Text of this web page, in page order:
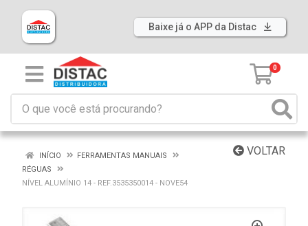
Baixe já o APP da Distac
0
VOLTAR
INÍCIO
FERRAMENTAS MANUAIS
RÉGUAS
NÍVEL ALUMÍNIO 14 - REF.3535350014 - NOVE54